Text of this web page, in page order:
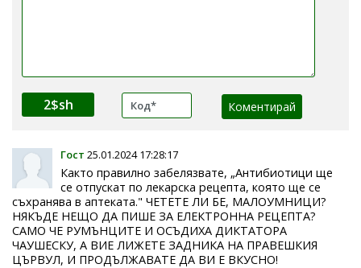
2$sh
Гост 25.01.2024 17:28:17
Както правилно забелязвате, „Антибиотици ще
се отпускат по лекарска рецепта, която ще се
съхранява в аптеката." ЧЕТЕТЕ ЛИ БЕ, МАЛОУМНИЦИ?
НЯКЪДЕ НЕЩО ДА ПИШЕ ЗА ЕЛЕКТРОННА РЕЦЕПТА?
САМО ЧЕ РУМЪНЦИТЕ И ОСЪДИХА ДИКТАТОРА
ЧАУШЕСКУ, А ВИЕ ЛИЖЕТЕ ЗАДНИКА НА ПРАВЕШКИЯ
ЦЪРВУЛ, И ПРОДЪЛЖАВАТЕ ДА ВИ Е ВКУСНО!